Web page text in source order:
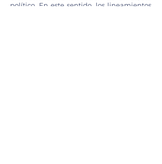
político. En este sentido, los lineamientos